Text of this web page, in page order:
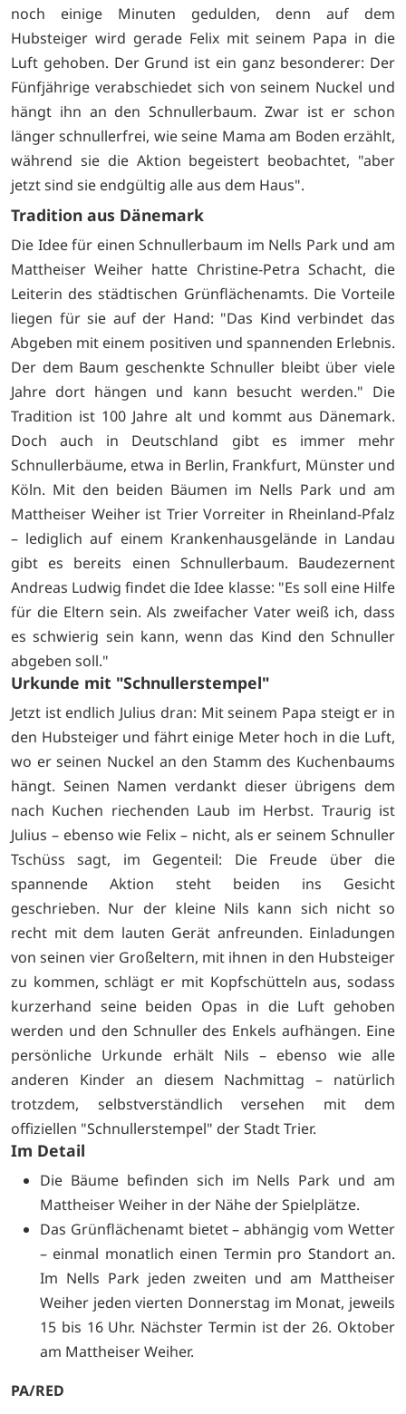
noch einige Minuten gedulden, denn auf dem
Hubsteiger wird gerade Felix mit seinem Papa in die
Luft gehoben. Der Grund ist ein ganz besonderer: Der
Fünfjährige verabschiedet sich von seinem Nuckel und
hängt ihn an den Schnullerbaum. Zwar ist er schon
länger schnullerfrei, wie seine Mama am Boden erzählt,
während sie die Aktion begeistert beobachtet, "aber
jetzt sind sie endgültig alle aus dem Haus".
Tradition aus Dänemark
Die Idee für einen Schnullerbaum im Nells Park und am
Mattheiser Weiher hatte Christine-Petra Schacht, die
Leiterin des städtischen Grünflächenamts. Die Vorteile
liegen für sie auf der Hand: "Das Kind verbindet das
Abgeben mit einem positiven und spannenden Erlebnis.
Der dem Baum geschenkte Schnuller bleibt über viele
Jahre dort hängen und kann besucht werden." Die
Tradition ist 100 Jahre alt und kommt aus Dänemark.
Doch auch in Deutschland gibt es immer mehr
Schnullerbäume, etwa in Berlin, Frankfurt, Münster und
Köln. Mit den beiden Bäumen im Nells Park und am
Mattheiser Weiher ist Trier Vorreiter in Rheinland-Pfalz
– lediglich auf einem Krankenhausgelände in Landau
gibt es bereits einen Schnullerbaum. Baudezernent
Andreas Ludwig findet die Idee klasse: "Es soll eine Hilfe
für die Eltern sein. Als zweifacher Vater weiß ich, dass
es schwierig sein kann, wenn das Kind den Schnuller
abgeben soll."
Urkunde mit "Schnullerstempel"
Jetzt ist endlich Julius dran: Mit seinem Papa steigt er in
den Hubsteiger und fährt einige Meter hoch in die Luft,
wo er seinen Nuckel an den Stamm des Kuchenbaums
hängt. Seinen Namen verdankt dieser übrigens dem
nach Kuchen riechenden Laub im Herbst. Traurig ist
Julius – ebenso wie Felix – nicht, als er seinem Schnuller
Tschüss sagt, im Gegenteil: Die Freude über die
spannende Aktion steht beiden ins Gesicht
geschrieben. Nur der kleine Nils kann sich nicht so
recht mit dem lauten Gerät anfreunden. Einladungen
von seinen vier Großeltern, mit ihnen in den Hubsteiger
zu kommen, schlägt er mit Kopfschütteln aus, sodass
kurzerhand seine beiden Opas in die Luft gehoben
werden und den Schnuller des Enkels aufhängen. Eine
persönliche Urkunde erhält Nils – ebenso wie alle
anderen Kinder an diesem Nachmittag – natürlich
trotzdem, selbstverständlich versehen mit dem
offiziellen "Schnullerstempel" der Stadt Trier.
Im Detail
Die Bäume befinden sich im Nells Park und am
Mattheiser Weiher in der Nähe der Spielplätze.
Das Grünflächenamt bietet – abhängig vom Wetter
– einmal monatlich einen Termin pro Standort an.
Im Nells Park jeden zweiten und am Mattheiser
Weiher jeden vierten Donnerstag im Monat, jeweils
15 bis 16 Uhr. Nächster Termin ist der 26. Oktober
am Mattheiser Weiher.
PA/RED